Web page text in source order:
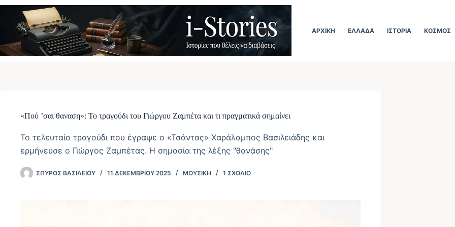
Μετάβαση
περιεχόμενο
ΑΡΧΙΚΉ ΕΛΛΆΔΑ ΙΣΤΟΡΊΑ ΚΌΣΜΟΣ
«Πού ’σαι θαναση»: Το τραγούδι του Γιώργου Ζαμπέτα και τι πραγματικά σημαίνει
Το τελευταίο τραγούδι που έγραψε ο «Τσάντας» Χαράλαμπος Βασιλειάδης και
ερμήνευσε ο Γιώργος Ζαμπέτας. Η σημασία της λέξης "θανάσης"
ΣΠΎΡΟΣ ΒΑΣΙΛΕΊΟΥ 11 ΔΕΚΕΜΒΡΊΟΥ 2025 ΜΟΥΣΙΚΉ 1 ΣΧΌΛΙΟ